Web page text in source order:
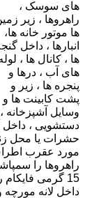
های سوسک ،
راهروها ، زیر
ها موتور خانه ها،
انبارها ، داخل
ها ، کانال ها ،
های آب ، درها و
پنجره ها ، زیر و
پشت کابینت ها و
وسایل آشپزخانه
دستشویی ، داخل
حشرات یا محل
مورد عقرب
راهروها را
داخل لانه